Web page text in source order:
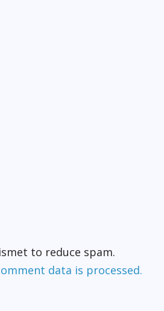
to reduce spam.
data is processed.